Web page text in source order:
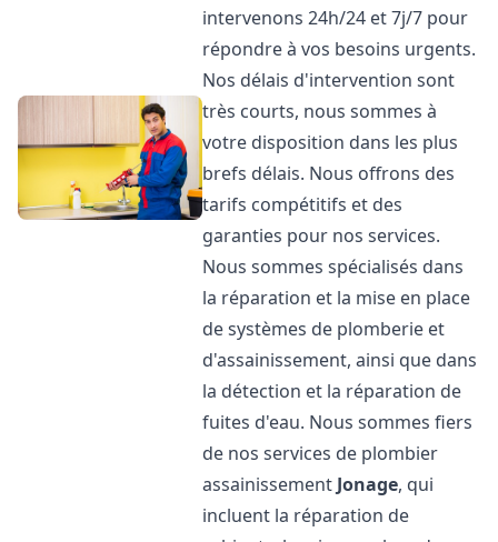
intervenons 24h/24 et 7j/7 pour
répondre à vos besoins urgents.
Nos délais d'intervention sont
très courts, nous sommes à
votre disposition dans les plus
brefs délais. Nous offrons des
tarifs compétitifs et des
garanties pour nos services.
Nous sommes spécialisés dans
la réparation et la mise en place
de systèmes de plomberie et
d'assainissement, ainsi que dans
la détection et la réparation de
fuites d'eau. Nous sommes fiers
de nos services de plombier
assainissement Jonage, qui
incluent la réparation de